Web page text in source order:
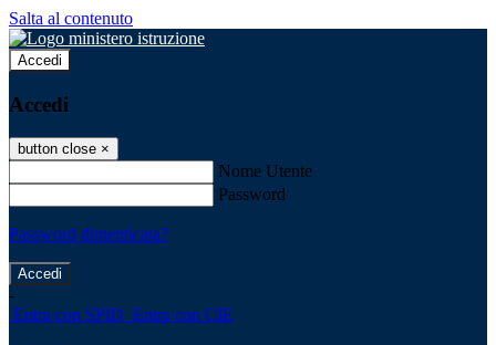
Salta al contenuto
Accedi
Accedi
button close ×
Nome Utente
Password
Password dimenticata?
-
Entra con SPID Entra con CIE